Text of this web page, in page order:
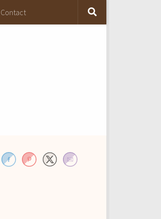
Contact